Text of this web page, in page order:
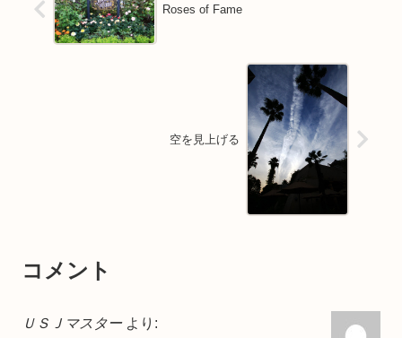
Roses of Fame
空を見上げる
コメント
ＵＳＪマスター より: